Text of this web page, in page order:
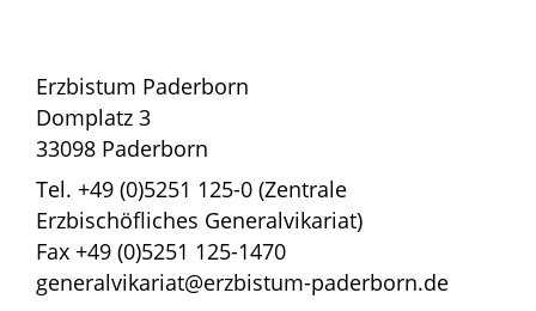
Erzbistum Paderborn
Domplatz 3
33098 Paderborn
Tel. +49 (0)5251 125-0 (Zentrale
Erzbischöfliches Generalvikariat)
Fax +49 (0)5251 125-1470
generalvikariat@erzbistum-paderborn.de